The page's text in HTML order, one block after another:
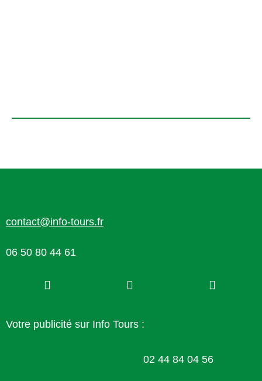
contact@info-tours.fr
06 50 80 44 61
Votre publicité sur Info Tours :
02 44 84 04 56